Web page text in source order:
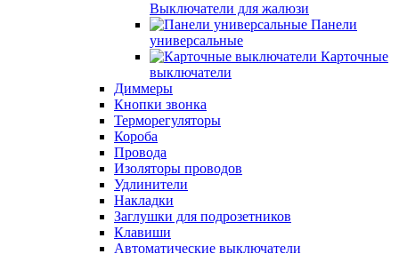
Выключатели для жалюзи
Панели
универсальные
Карточные
выключатели
Диммеры
Кнопки звонка
Терморегуляторы
Короба
Провода
Изоляторы проводов
Удлинители
Накладки
Заглушки для подрозетников
Клавиши
Автоматические выключатели